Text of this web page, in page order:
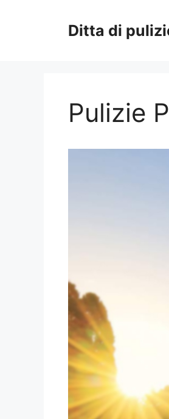
Ditta di
Pulizie